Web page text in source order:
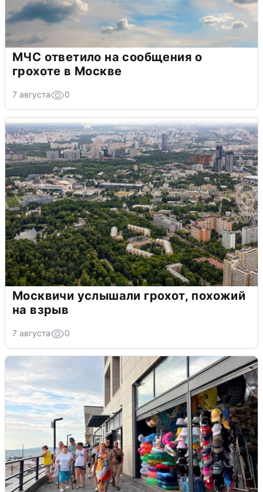
МЧС ответило на сообщения о
грохоте в Москве
7 августа 0
Москвичи услышали грохот, похожий
на взрыв
7 августа 0